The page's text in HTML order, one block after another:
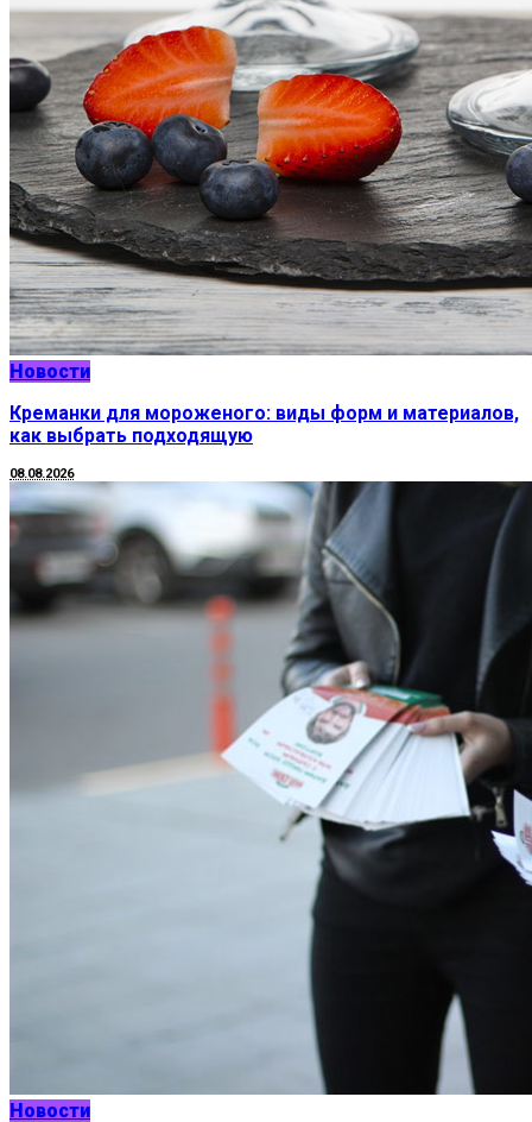
Новости
Креманки для мороженого: виды форм и материалов,
как выбрать подходящую
08.08.2026
Новости